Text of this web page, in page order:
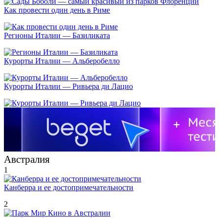
Как провести один день в Риме
Регионы Италии — Базиликата
Курорты Италии — Альберобелло
Курорты Италии — Ривьера ди Лацио
Австралия
1
Канберра и ее достопримечательности
2